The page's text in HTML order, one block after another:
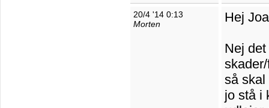
20/4 '14 0:13
Morten
Hej
Nej
så skal
jo stå i